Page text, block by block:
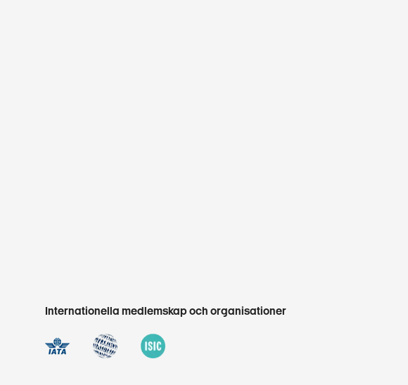
Internationella medlemskap och organisationer